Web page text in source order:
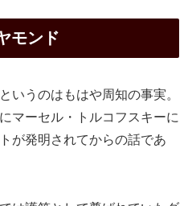
モンド
いうのはもはや周知の事実。
マーセル・トルコフスキーに
が発明されてからの話であ